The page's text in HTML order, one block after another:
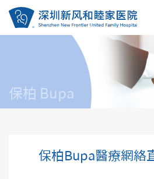
保柏 Bupa
保柏Bupa醫療網絡